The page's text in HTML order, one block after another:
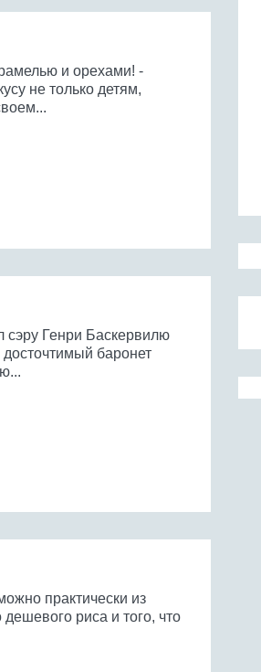
и орехами! -
не только детям,
сэру Генри Баскервилю
баронет
практически из
дешевого риса и того, что